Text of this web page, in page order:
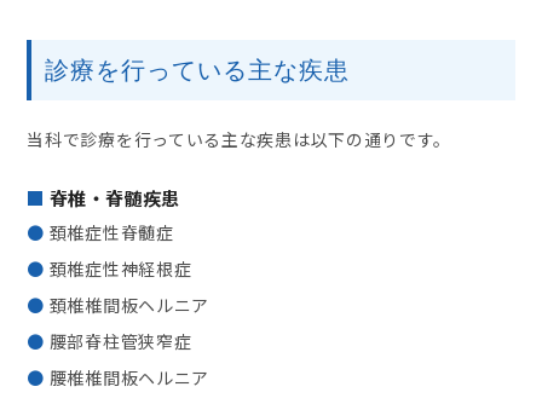
診療を行っている主な疾患
当科で診療を行っている主な疾患は以下の通りです。
脊椎・脊髄疾患
頚椎症性脊髄症
頚椎症性神経根症
頚椎椎間板ヘルニア
腰部脊柱管狭窄症
腰椎椎間板ヘルニア